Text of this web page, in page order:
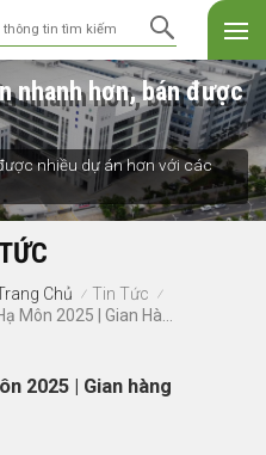
nhanh hơn, bán được
nhiều dự án hơn với các
Chủ / Tin Tức /
2025 | Gian hàng